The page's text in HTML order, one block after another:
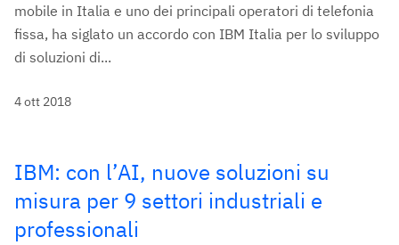
mobile in Italia e uno dei principali operatori di telefonia
fissa, ha siglato un accordo con IBM Italia per lo sviluppo
di soluzioni di...
4 ott 2018
IBM: con l’AI, nuove soluzioni su
misura per 9 settori industriali e
professionali